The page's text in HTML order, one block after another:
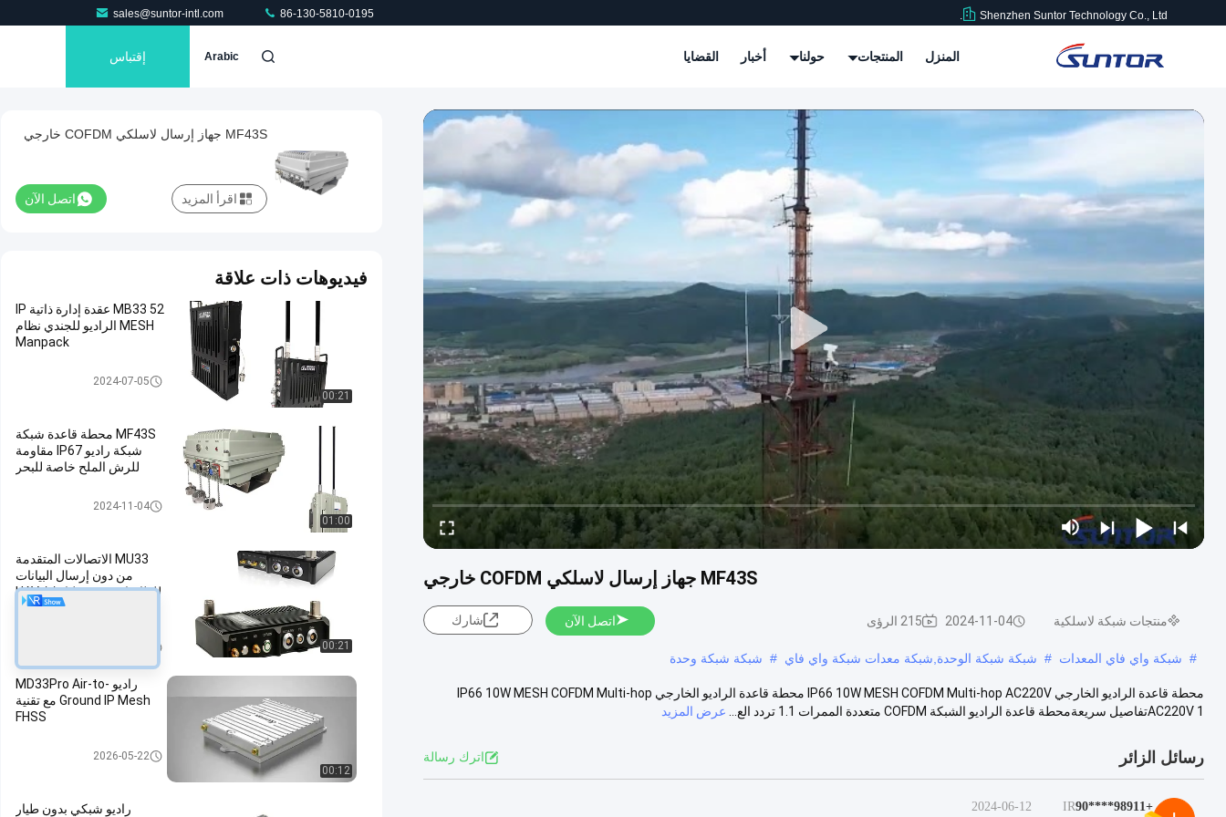
Shenzhen Suntor Technology Co., Ltd.
sales@suntor-intl.com 86-130-5810-0195
المنزل المنتجات حولنا أخبار القضايا Arabic إقتباس
MF43S جهاز إرسال لاسلكي COFDM خارجي
منتجات شبكة لاسلكية 2024-11-04 215 الرؤى اتصل الآن شارك
# شبكة واي فاي المعدات # شبكة شبكة الوحدة,شبكة معدات شبكة واي فاي # شبكة شبكة وحدة
محطة قاعدة الراديو الخارجي IP66 10W MESH COFDM Multi-hop AC220V محطة قاعدة الراديو الخارجي IP66 10W MESH COFDM Multi-hop
AC220V 1تفاصيل سريعةمحطة قاعدة الراديو الشبكة COFDM متعددة الممرات 1.1 تردد الع...
عرض المزيد
رسائل الزائر اترك رسالة
+98911****90
IR
2024-06-12
MF43S جهاز إرسال لاسلكي COFDM خارجي
اتصل الآن اقرأ المزيد
فيديوهات ذات علاقة
00:21
MB33 52 عقدة إدارة ذاتية IP
MESH الراديو للجندي نظام
Manpack
2024-07-05
01:00
MF43S محطة قاعدة شبكة
شبكة راديو IP67 مقاومة
للرش الملح خاصة للبحر
منتجات شبكة لاسلكية2024-11-04
00:21
MU33 الاتصالات المتقدمة
من دون إرسال البيانات
للطائرات بدون طيار / UAV /
UGV / USV
00:12
راديو MD33Pro Air-to-
Ground IP Mesh مع تقنية
FHSS
2026-05-22
راديو شبكي بدون طيار